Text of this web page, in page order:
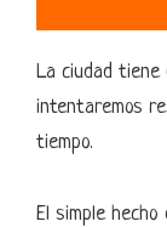
La ciudad tiene
intentaremos
tiempo.
El simple